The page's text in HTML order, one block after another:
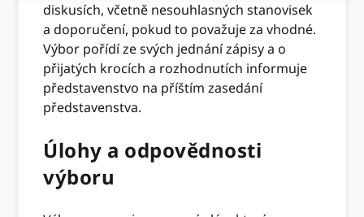
diskusích, včetně nesouhlasných stanovisek
a doporučení, pokud to považuje za vhodné.
Výbor pořídí ze svých jednání zápisy a o
přijatých krocích a rozhodnutích informuje
představenstvo na příštím zasedání
představenstva.
Úlohy a odpovědnosti
výboru